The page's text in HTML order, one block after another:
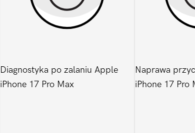
Diagnostyka po zalaniu Apple
iPhone 17 Pro Max
Naprawa
iPhone 17 Pro